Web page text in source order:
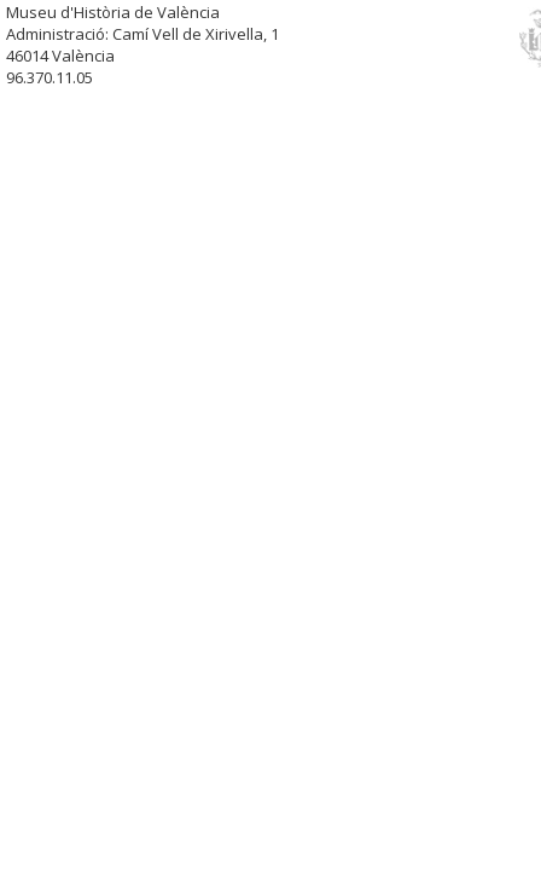
Museu d'Història de València
Administració: Camí Vell de Xirivella, 1
46014 València
96.370.11.05